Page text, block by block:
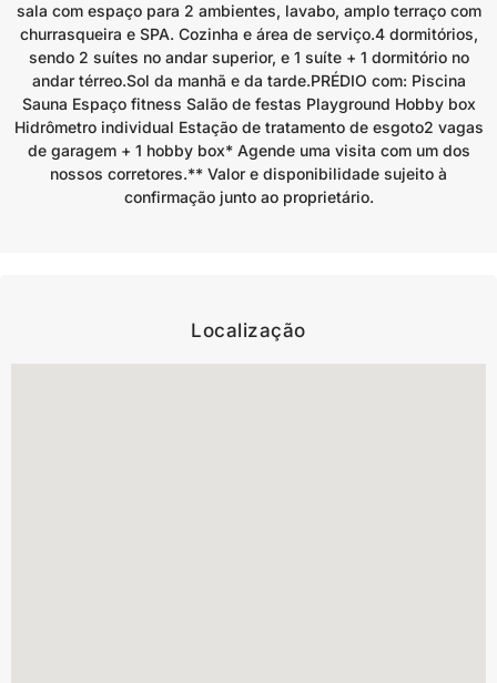
sala com espaço para 2 ambientes, lavabo, amplo terraço com
churrasqueira e SPA. Cozinha e área de serviço.4 dormitórios,
sendo 2 suítes no andar superior, e 1 suíte + 1 dormitório no
andar térreo.Sol da manhã e da tarde.PRÉDIO com: Piscina
Sauna Espaço fitness Salão de festas Playground Hobby box
Hidrômetro individual Estação de tratamento de esgoto2 vagas
de garagem + 1 hobby box* Agende uma visita com um dos
nossos corretores.** Valor e disponibilidade sujeito à
confirmação junto ao proprietário.
Localização